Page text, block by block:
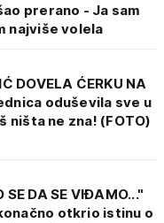
prerano - Ja sam
najviše volela
DOVELA ĆERKU NA
oduševila sve u
ništa ne zna! (FOTO)
SE DA SE VIĐAMO..."
otkrio istinu o